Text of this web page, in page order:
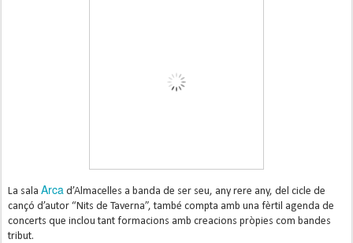
La sala Arca d’Almacelles a banda de ser seu, any rere any, del cicle de
cançó d’autor “Nits de Taverna”, també compta amb una fèrtil agenda de
concerts que inclou tant formacions amb creacions pròpies com bandes
tribut.